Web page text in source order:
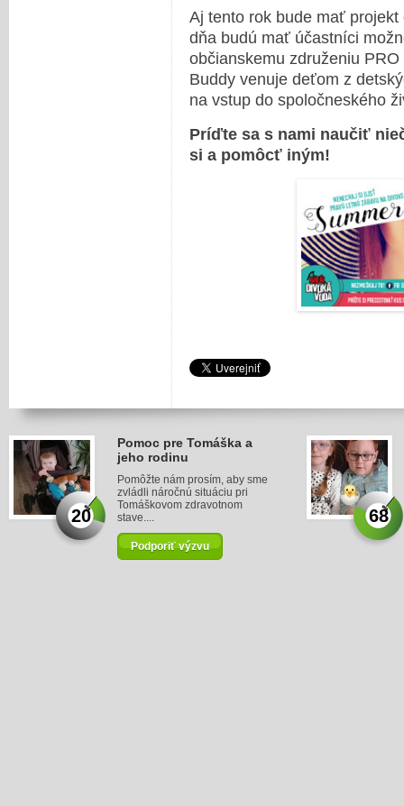
Aj tento rok bude mať
dňa budú mať účastníci
občianskemu združeniu
Buddy venuje deťom z
na vstup do spoločneského
Príďte sa s nami naučiť
si a pomôcť iným!
20
Pomoc pre Tomáška a
jeho rodinu
Pomôžte nám prosím, aby sme
zvládli náročnú situáciu pri
Tomáškovom zdravotnom
stave....
Podporiť výzvu
68